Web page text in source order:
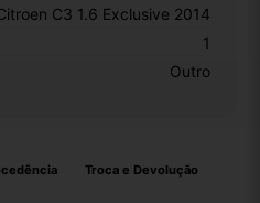
C3 1.6 Exclusive 2014
1
Outro
Troca e Devolução